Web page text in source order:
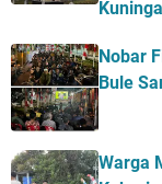
Nobar
Bule
Warga